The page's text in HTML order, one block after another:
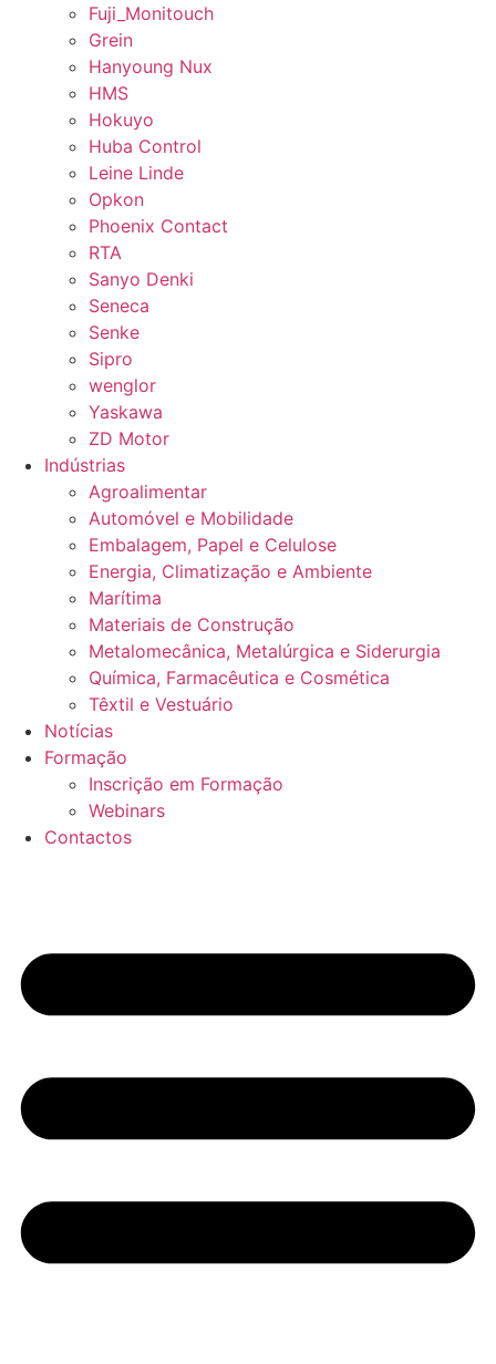
Fuji_Monitouch
Grein
Hanyoung Nux
HMS
Hokuyo
Huba Control
Leine Linde
Opkon
Phoenix Contact
RTA
Sanyo Denki
Seneca
Senke
Sipro
wenglor
Yaskawa
ZD Motor
Indústrias
Agroalimentar
Automóvel e Mobilidade
Embalagem, Papel e Celulose
Energia, Climatização e Ambiente
Marítima
Materiais de Construção
Metalomecânica, Metalúrgica e Siderurgia
Química, Farmacêutica e Cosmética
Têxtil e Vestuário
Notícias
Formação
Inscrição em Formação
Webinars
Contactos